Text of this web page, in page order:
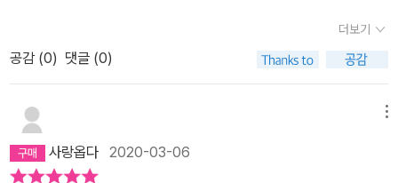
가 있나?40달러가 내 주머니에 들어온것도 아닌데.내 지출 60달러
에 집중.그래서 백화점이 첨부터 60달러에 못팜. 100달러로 책정하
_________________💲💲<아이들의 부의 감각 키우기>💲💲 내경우
용돈 관리에서 딱 하나만 실천하게 한다.아이들 이름으로 씨앗통장(1
0프로통장)을 만든다. 카드. 인터넷뱅킹 안되고 only 통장만.이통장
더보기
공감 (0) 댓글 (0)
사랑옵다 2020-03-06